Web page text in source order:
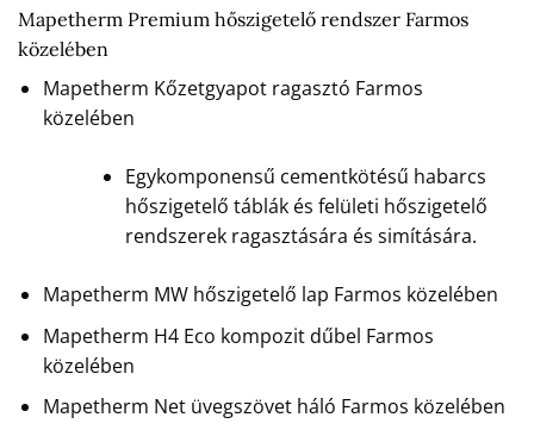
Mapetherm Premium hőszigetelő rendszer Farmos
közelében
Mapetherm Kőzetgyapot ragasztó Farmos
közelében
Egykomponensű cementkötésű habarcs
hőszigetelő táblák és felületi hőszigetelő
rendszerek ragasztására és simítására.
Mapetherm MW hőszigetelő lap Farmos közelében
Mapetherm H4 Eco kompozit dűbel Farmos
közelében
Mapetherm Net üvegszövet háló Farmos közelében